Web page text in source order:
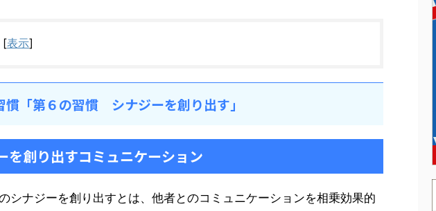
[表示]
慣「第６の習慣 シナジーを創り出す」
を創り出すコミュニケーション
シナジーを創り出すとは、他者とのコミュニケーションを相乗効果的